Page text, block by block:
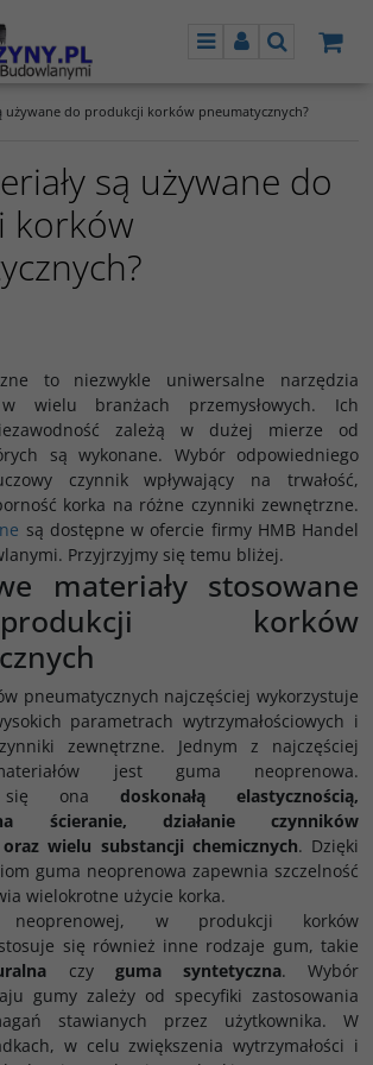
MenuPanelSzukaj
używane do produkcji korków pneumatycznych?
są używane do
korków
to niezwykle uniwersalne narzędzia
w wielu branżach przemysłowych. Ich
zależą w dużej mierze od
są wykonane. Wybór odpowiedniego
czynnik wpływający na trwałość,
korka na różne czynniki zewnętrzne.
są dostępne w ofercie firmy HMB Handel
Przyjrzyjmy się temu bliżej.
materiały stosowane
korków
pneumatycznych najczęściej wykorzystuje
parametrach wytrzymałościowych i
zewnętrzne. Jednym z najczęściej
jest guma neoprenowa.
się ona doskonałą elastycznością,
ścieranie, działanie czynników
wielu substancji chemicznych. Dzięki
guma neoprenowa zapewnia szczelność
wielokrotne użycie korka.
w produkcji korków
się również inne rodzaje gum, takie
czy guma syntetyczna. Wybór
gumy zależy od specyfiki zastosowania
stawianych przez użytkownika. W
w celu zwiększenia wytrzymałości i